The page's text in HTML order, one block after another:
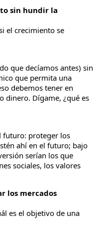
sin hundir la
el crecimiento se
que decíamos antes) sin
que permita una
debemos tener en
dinero. Dígame, ¿qué es
futuro: proteger los
ahí en el futuro; bajo
serían los que
sociales, los valores
los mercados
es el objetivo de una